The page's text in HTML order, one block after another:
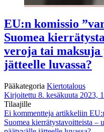
EU:n komissio
Suomea
veroja tai
jätteelle luvassa?
Pääkategoria Kiertotalous
Kirjoitettu 8. kesäkuuta 2023,
Tilaajille
Ei kommentteja artikkeliin
Suomea kierrätystavoitteista –